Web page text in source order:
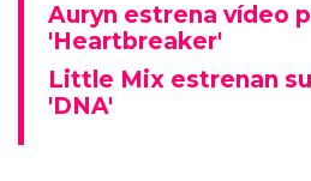
Auryn estrena vídeo
'Heartbreaker'
Little Mix estrenan
'DNA'